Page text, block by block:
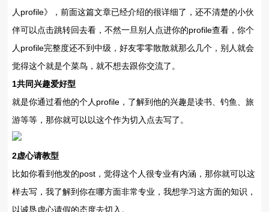
人profile》，前面这篇文章已经介绍的很详细了，还不清楚的小伙
伴可以点击跳转回去看，不然一旦别人点进你的profile查看，你个
人profile完整度还不到中级，好友零零散散就那么几个，别人就会
觉得这个就是个菜鸟，就不想去跟你交流了。
1共同兴趣爱好型
就是你通过看他的个人profile，了解到他的兴趣是读书、钓鱼、旅
游等等，那你就可以以这个作为切入点去写了。
2虚心请教型
比如你看到他发的post，觉得这个人很专业有内涵，那你就可以这
样去写，我了解到你在哪方面非常专业，我想学习这方面的知识，
以诚恳虚心请假的态度去切入。